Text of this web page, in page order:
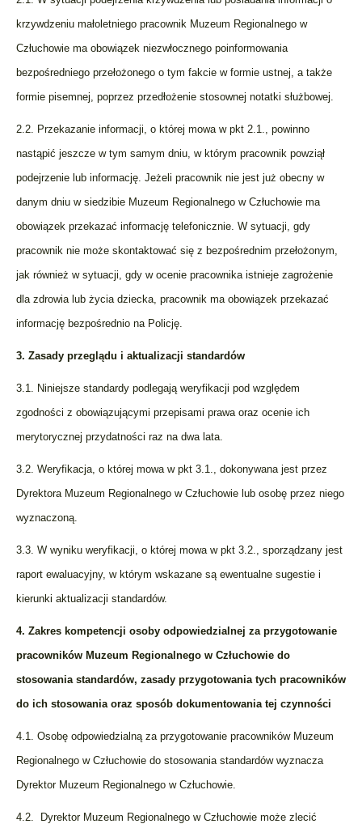
krzywdzeniu małoletniego pracownik Muzeum Regionalnego w
Człuchowie ma obowiązek niezwłocznego poinformowania
bezpośredniego przełożonego o tym fakcie w formie ustnej, a także
formie pisemnej, poprzez przedłożenie stosownej notatki służbowej.
2.2. Przekazanie informacji, o której mowa w pkt 2.1., powinno
nastąpić jeszcze w tym samym dniu, w którym pracownik powziął
podejrzenie lub informację. Jeżeli pracownik nie jest już obecny w
danym dniu w siedzibie Muzeum Regionalnego w Człuchowie ma
obowiązek przekazać informację telefonicznie. W sytuacji, gdy
pracownik nie może skontaktować się z bezpośrednim przełożonym,
jak również w sytuacji, gdy w ocenie pracownika istnieje zagrożenie
dla zdrowia lub życia dziecka, pracownik ma obowiązek przekazać
informację bezpośrednio na Policję.
3. Zasady przeglądu i aktualizacji standardów
3.1. Niniejsze standardy podlegają weryfikacji pod względem
zgodności z obowiązującymi przepisami prawa oraz ocenie ich
merytorycznej przydatności raz na dwa lata.
3.2. Weryfikacja, o której mowa w pkt 3.1., dokonywana jest przez
Dyrektora Muzeum Regionalnego w Człuchowie lub osobę przez niego
wyznaczoną.
3.3. W wyniku weryfikacji, o której mowa w pkt 3.2., sporządzany jest
raport ewaluacyjny, w którym wskazane są ewentualne sugestie i
kierunki aktualizacji standardów.
4. Zakres kompetencji osoby odpowiedzialnej za przygotowanie
pracowników Muzeum Regionalnego w Człuchowie do
stosowania standardów, zasady przygotowania tych pracowników
do ich stosowania oraz sposób dokumentowania tej czynności
4.1. Osobę odpowiedzialną za przygotowanie pracowników Muzeum
Regionalnego w Człuchowie do stosowania standardów wyznacza
Dyrektor Muzeum Regionalnego w Człuchowie.
4.2. Dyrektor Muzeum Regionalnego w Człuchowie może zlecić